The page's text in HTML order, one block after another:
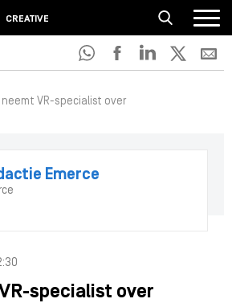
CREATIVE
VR-specialist over
Emerce
specialist over